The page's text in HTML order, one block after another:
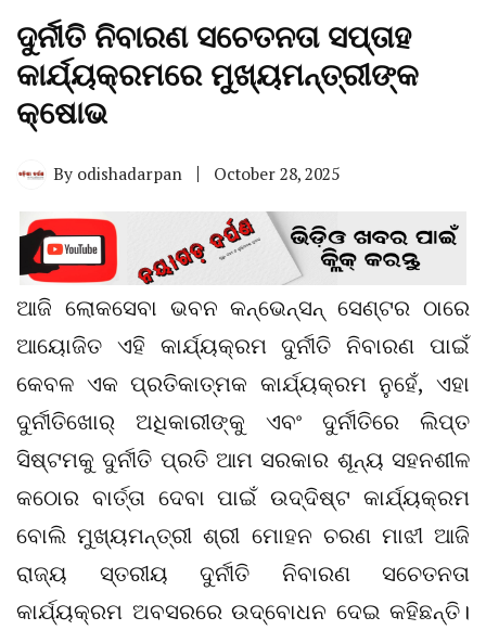
ଦୁର୍ନୀତି ନିବାରଣ ସଚେତନତା ସପ୍ତାହ
କାର୍ଯ୍ୟକ୍ରମରେ ମୁଖ୍ୟମନ୍ତ୍ରୀଙ୍କ
କ୍ଷୋଭ
By odishadarpan October 28, 2025
ଆଜି ଲୋକସେବା ଭବନ କନ୍‌ଭେନ୍‌ସନ୍‌ ସେଣ୍ଟର ଠାରେ
ଆୟୋଜିତ ଏହି କାର୍ଯ୍ୟକ୍ରମ ଦୁର୍ନୀତି ନିବାରଣ ପାଇଁ
କେବଳ ଏକ ପ୍ରତିକାତ୍ମକ କାର୍ଯ୍ୟକ୍ରମ ନୁହେଁ, ଏହା
ଦୁର୍ନୀତିଖୋର୍ ଅଧିକାରୀଙ୍କୁ ଏବଂ ଦୁର୍ନୀତିରେ ଲିପ୍ତ
ସିଷ୍ଟମକୁ ଦୁର୍ନୀତି ପ୍ରତି ଆମ ସରକାର ଶୂନ୍ୟ ସହନଶୀଳ
କଠୋର ବାର୍ତ୍ତା ଦେବା ପାଇଁ ଉଦ୍ଦିଷ୍ଟ କାର୍ଯ୍ୟକ୍ରମ
ବୋଲି ମୁଖ୍ୟମନ୍ତ୍ରୀ ଶ୍ରୀ ମୋହନ ଚରଣ ମାଝୀ ଆଜି
ରାଜ୍ୟ ସ୍ତରୀୟ ଦୁର୍ନୀତି ନିବାରଣ ସଚେତନତା
କାର୍ଯ୍ୟକ୍ରମ ଅବସରରେ ଉଦ୍‌ବୋଧନ ଦେଇ କହିଛନ୍ତି।